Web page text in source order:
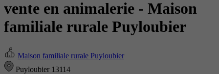
vente en animalerie - Maison
familiale rurale Puyloubier
Maison familiale rurale Puyloubier
Puyloubier 13114